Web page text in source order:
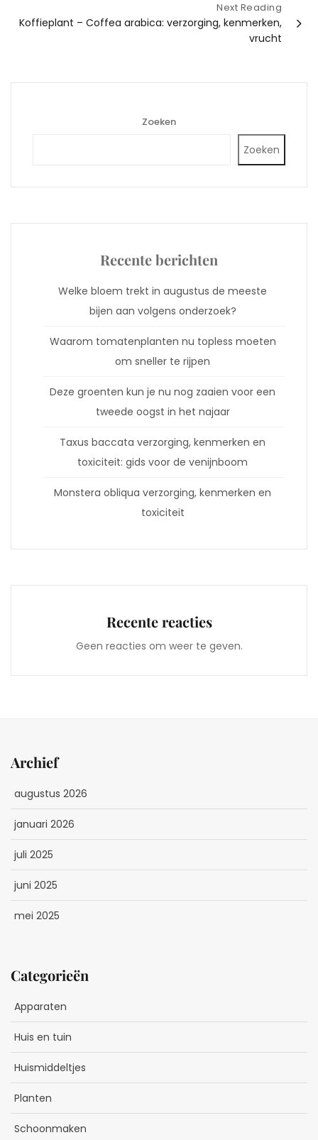
Next Reading
Koffieplant – Coffea arabica: verzorging, kenmerken,
vrucht
Zoeken
Zoeken
Recente berichten
Welke bloem trekt in augustus de meeste
bijen aan volgens onderzoek?
Waarom tomatenplanten nu topless moeten
om sneller te rijpen
Deze groenten kun je nu nog zaaien voor een
tweede oogst in het najaar
Taxus baccata verzorging, kenmerken en
toxiciteit: gids voor de venijnboom
Monstera obliqua verzorging, kenmerken en
toxiciteit
Recente reacties
Geen reacties om weer te geven.
Archief
augustus 2026
januari 2026
juli 2025
juni 2025
mei 2025
Categorieën
Apparaten
Huis en tuin
Huismiddeltjes
Planten
Schoonmaken